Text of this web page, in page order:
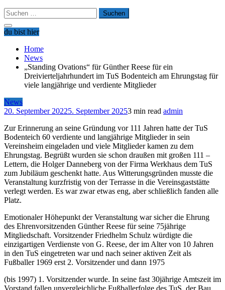
Suchen
nach:
du bist hier
Home
News
„Standing Ovations“ für Günther Reese für ein
Dreivierteljahrhundert im TuS Bodenteich am Ehrungstag für
viele langjährige und verdiente Mitglieder
News
20. September 20225. September 20253 min read admin
Zur Erinnerung an seine Gründung vor 111 Jahren hatte der TuS
Bodenteich 60 verdiente und langjährige Mitglieder in sein
Vereinsheim eingeladen und viele Mitglieder kamen zu dem
Ehrungstag. Begrüßt wurden sie schon draußen mit großen 111 –
Lettern, die Holger Danneberg von der Firma Werkhaus dem TuS
zum Jubiläum geschenkt hatte. Aus Witterungsgründen musste die
Veranstaltung kurzfristig von der Terrasse in die Vereinsgaststätte
verlegt werden. Es war zwar etwas eng, aber schließlich fanden alle
Platz.
Emotionaler Höhepunkt der Veranstaltung war sicher die Ehrung
des Ehrenvorsitzenden Günther Reese für seine 75jährige
Mitgliedschaft. Vorsitzender Friedhelm Schulz würdigte die
einzigartigen Verdienste von G. Reese, der im Alter von 10 Jahren
in den TuS eingetreten war und nach seiner aktiven Zeit als
Fußballer 1969 erst 2. Vorsitzender und dann 1975
(bis 1997) 1. Vorsitzender wurde. In seine fast 30jährige Amtszeit im
Vorstand fallen unvergleichliche Fußballerfolge des TuS, der Bau